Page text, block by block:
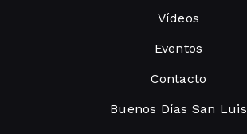
Vídeos
Eventos
Contacto
Buenos Días San Luis